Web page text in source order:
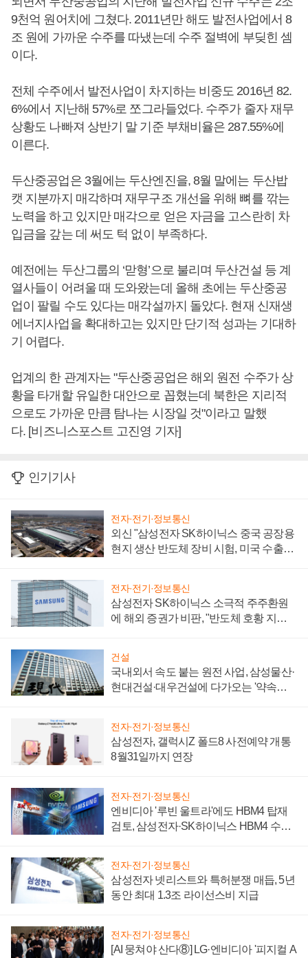
9천억 원어치에 그쳤다. 2011년만 해도 발전사업에서 8
조 원에 가까운 수주를 따냈는데 수주 절벽에 부딪힌 셈
이다.
전체 수주에서 발전사업이 차지하는 비중도 2016년 82.
6%에서 지난해 57%로 쪼그라들었다. 수주가 줄자 재무
상황도 나빠져 상반기 말 기준 부채비율은 287.55%에
이른다.
두산중공업은 3월에는 두산엔진을, 8월 말에는 두산밥
캣 지분까지 매각하며 재무구조 개선을 위해 뼈를 깎는
노력을 하고 있지만 매각으로 얻은 자금을 고스란히 차
입금을 갚는 데 써도 턱 없이 부족하다.
예전에는 두산그룹의 ‘맏형’으로 불리며 두산건설 등 계
열사들이 어려울 때 도와왔는데 올해 초에는 두산중공
업이 팔릴 수도 있다는 매각설까지 돌았다. 현재 신재생
에너지사업을 확대하고는 있지만 단기적 성과는 기대하
기 어렵다.
업계의 한 관계자는 "두산중공업은 해외 원전 수주가 상
황을 타개할 유일한 대안으로 꼽혔는데 북한은 지리적
으로도 가까운 만큼 탐나는 시장일 것"이라고 말했
다. [비즈니스포스트 고진영 기자]
인기기사
전자·전기·정보통신
외신 "삼성전자 SK하이닉스 중국 공장용
현지 생산 반도체 장비 시험, 미국 수출통
전자·전기·정보통신
삼성전자 SK하이닉스 소극적 주주환원
에 해외 증권가 비판, "반도체 호황 지속
건설
국내외서 속도 붙는 원전 사업, 삼성물산·
현대건설·대우건설에 다가오는 '약속의
전자·전기·정보통신
삼성전자, 갤럭시Z 폴드8 사전예약 개통
8월31일까지 연장
전자·전기·정보통신
엔비디아 '루빈 울트라'에도 HBM4 탑재
검토, 삼성전자·SK하이닉스 HBM4 수율
전자·전기·정보통신
삼성전자 넷리스트와 특허분쟁 매듭, 5년
동안 최대 1.3조 라이선스비 지급
전자·전기·정보통신
[AI 뭉쳐야 산다⑧] LG·엔비디아 '피지컬 A